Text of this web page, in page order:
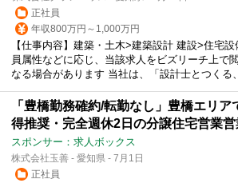
正社員
年収800万円～1,000万円
【仕事内容】建築・土木>建築設計 建設>住宅
員属性などに応じ、当該求人をビズリーチ上で
なる場合があります 当社は、「設計士とつくる
「豊橋勤務確約/転勤なし」豊橋エリア
得推奨・完全週休2日の分譲住宅営業
スポンサー：求人ボックス
株式会社玉善 - 愛知県 - 7月1日
正社員